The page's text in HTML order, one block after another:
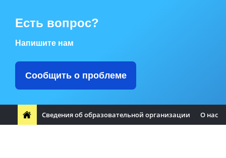
Есть вопрос?
Напишите нам
Сообщить о проблеме
Сведения об образовательной организации О нас